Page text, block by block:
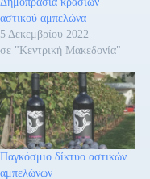
αστικού αμπελώνα
5 Δεκεμβρίου 2022
σε "Κεντρική Μακεδονία"
Παγκόσμιο δίκτυο αστικών
αμπελώνων